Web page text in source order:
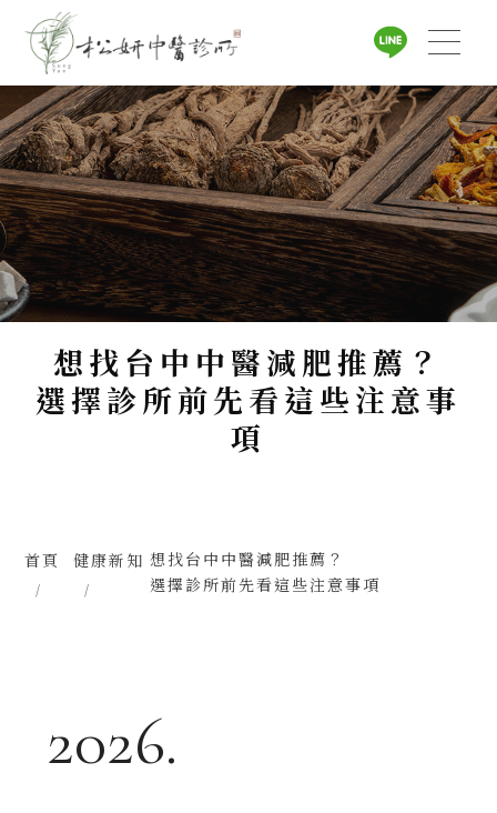
想找台中中醫減肥推薦？
選擇診所前先看這些注意事
項
首頁 健康新知 想找台中中醫減肥推薦？
選擇診所前先看這些注意事項
2026.